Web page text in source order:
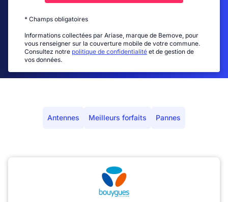
* Champs obligatoires
Informations collectées par Ariase, marque de Bemove, pour
vous renseigner sur la couverture mobile de votre commune.
Consultez notre politique de confidentialité et de gestion de
vos données.
Antennes Meilleurs forfaits Pannes